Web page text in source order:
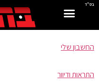
בס"ד
החשבון שלי
התראות ודיוור